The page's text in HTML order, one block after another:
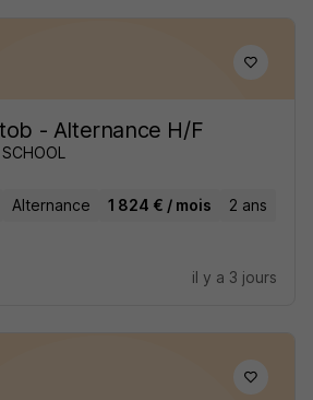
- Alternance H/F
Alternance 1 824 € / mois 2 ans
il y a 3 jours